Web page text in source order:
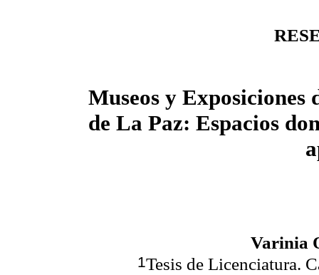
Museos y Exposiciones
de La Paz: Espacios
Varinia
1Tesis de Licenciatura.